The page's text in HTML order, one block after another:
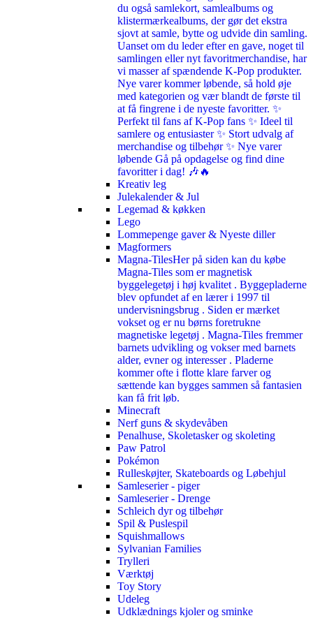
du også samlekort, samlealbums og
klistermærkealbums, der gør det ekstra
sjovt at samle, bytte og udvide din samling.
Uanset om du leder efter en gave, noget til
samlingen eller nyt favoritmerchandise, har
vi masser af spændende K-Pop produkter.
Nye varer kommer løbende, så hold øje
med kategorien og vær blandt de første til
at få fingrene i de nyeste favoritter. ✨
Perfekt til fans af K-Pop fans ✨ Ideel til
samlere og entusiaster ✨ Stort udvalg af
merchandise og tilbehør ✨ Nye varer
løbende Gå på opdagelse og find dine
favoritter i dag! 🎶🔥
Kreativ leg
Julekalender & Jul
Legemad & køkken
Lego
Lommepenge gaver & Nyeste diller
Magformers
Magna-TilesHer på siden kan du købe
Magna-Tiles som er magnetisk
byggelegetøj i høj kvalitet . Byggepladerne
blev opfundet af en lærer i 1997 til
undervisningsbrug . Siden er mærket
vokset og er nu børns foretrukne
magnetiske legetøj . Magna-Tiles fremmer
barnets udvikling og vokser med barnets
alder, evner og interesser . Pladerne
kommer ofte i flotte klare farver og
sættende kan bygges sammen så fantasien
kan få frit løb.
Minecraft
Nerf guns & skydevåben
Penalhuse, Skoletasker og skoleting
Paw Patrol
Pokémon
Rulleskøjter, Skateboards og Løbehjul
Samleserier - piger
Samleserier - Drenge
Schleich dyr og tilbehør
Spil & Puslespil
Squishmallows
Sylvanian Families
Trylleri
Værktøj
Toy Story
Udeleg
Udklædnings kjoler og sminke